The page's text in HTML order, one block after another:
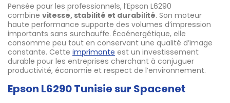
Pensée pour les professionnels, l’Epson L6290
combine vitesse, stabilité et durabilité. Son moteur
haute performance supporte des volumes d’impression
importants sans surchauffe. Écoénergétique, elle
consomme peu tout en conservant une qualité d’image
constante. Cette imprimante est un investissement
durable pour les entreprises cherchant à conjuguer
productivité, économie et respect de l’environnement.
Epson L6290 Tunisie sur Spacenet